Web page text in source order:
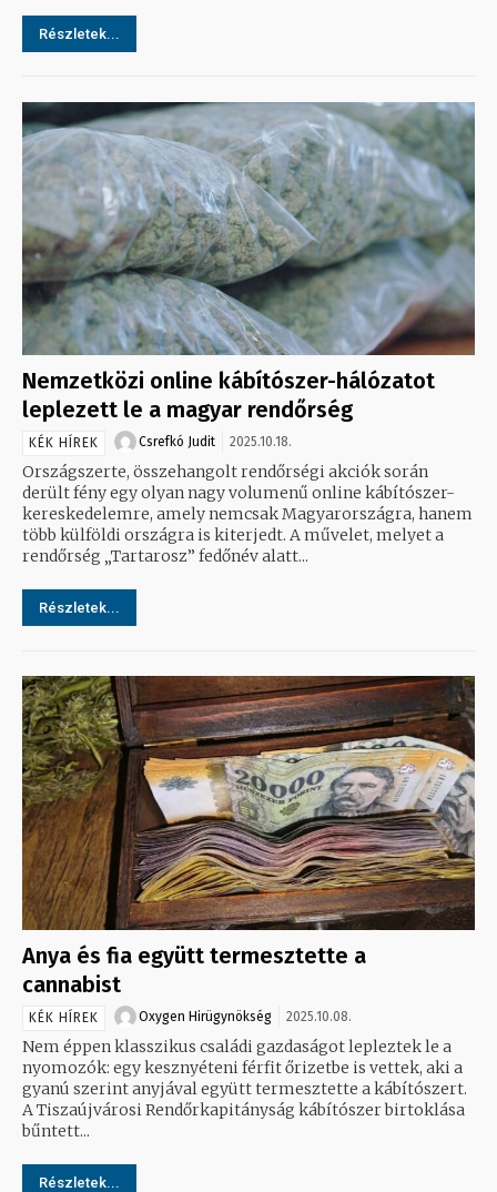
Részletek...
Nemzetközi online kábítószer-hálózatot
leplezett le a magyar rendőrség
KÉK HÍREK Csrefkó Judit 2025.10.18.
Országszerte, összehangolt rendőrségi akciók során
derült fény egy olyan nagy volumenű online kábítószer-
kereskedelemre, amely nemcsak Magyarországra, hanem
több külföldi országra is kiterjedt. A művelet, melyet a
rendőrség „Tartarosz” fedőnév alatt...
Részletek...
Anya és fia együtt termesztette a
cannabist
KÉK HÍREK Oxygen Hirügynökség 2025.10.08.
Nem éppen klasszikus családi gazdaságot lepleztek le a
nyomozók: egy kesznyéteni férfit őrizetbe is vettek, aki a
gyanú szerint anyjával együtt termesztette a kábítószert.
A Tiszaújvárosi Rendőrkapitányság kábítószer birtoklása
bűntett...
Részletek...